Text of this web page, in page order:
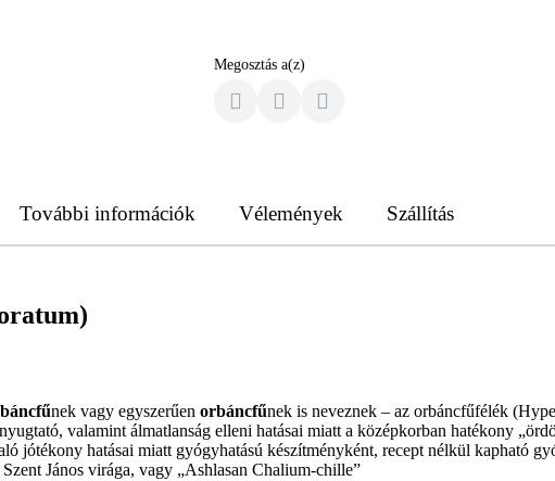
Megosztás a(z)
További információk Vélemények Szállítás
nek vagy egyszerűen orbáncfűnek is neveznek – az orbáncfűfélék
valamint álmatlanság elleni hatásai miatt a középkorban hatékony
jótékony hatásai miatt gyógyhatású készítményként, recept nélkül kapható
János virága, vagy „Ashlasan Chalium-chille”